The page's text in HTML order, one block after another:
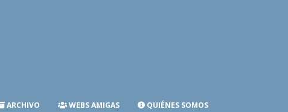
ARCHIVO WEBS AMIGAS QUIÉNES SOMOS